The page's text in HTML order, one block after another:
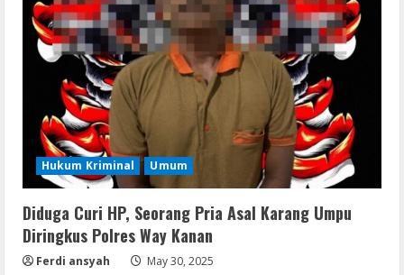
2
Adobe Acrobat Pro 2021 Portable only
[100% Worked] [Windows] 2025
August 7, 2026
3
VL
Office 2021 Home & Student 64 bit ISO
Image .tоr𝚛еnt
August 7, 2026
VL
Microsoft Office Auto-Activated
.tо𝚛𝚛еnt
Hukum Kriminal Umum
Diduga Curi HP, Seorang Pria Asal Karang Umpu
Diringkus Polres Way Kanan
Ferdi ansyah May 30, 2025